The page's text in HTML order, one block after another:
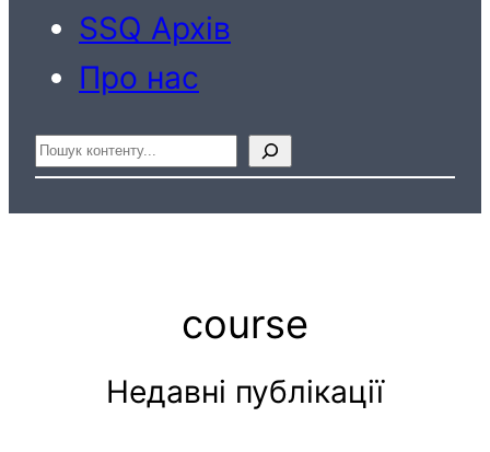
SSQ Архів
Про нас
Пошук
course
Недавні публікації